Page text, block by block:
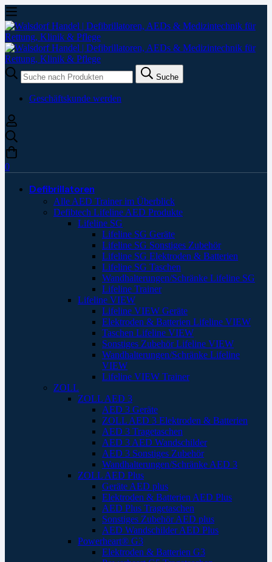
Suche
nach:
Suche
Geschäftskunde werden
0
Defibrillatoren
Alle AED Trainer im Überblick
Defibtech Lifeline AED Produkte
Lifeline SG
Lifeline SG Geräte
Lifeline SG Sonstiges Zubehör
Lifeline SG Elektroden & Batterien
Lifeline SG Taschen
Wandhalterungen/Schränke Lifeline SG
Lifeline Trainer
Lifeline VIEW
Lifeline VIEW Geräte
Elektroden & Batterien Lifeline VIEW
Taschen Lifeline VIEW
Sonstiges Zubehör Lifeline VIEW
Wandhalterungen/Schränke Lifeline
VIEW
Lifeline VIEW Trainer
ZOLL
ZOLL AED 3
AED 3 Geräte
ZOLL AED 3 Elektroden & Batterien
AED 3 Tragetaschen
AED 3 AED Wandschilder
AED 3 Sonstiges Zubehör
Wandhalterungen/Schränke AED 3
ZOLL AED Plus
Geräte AED plus
Elektroden & Batterien AED Plus
AED Plus Tragetaschen
Sonstiges Zubehör AED plus
AED Wandschilder AED Plus
Powerheart® G3
Elektroden & Batterien G3